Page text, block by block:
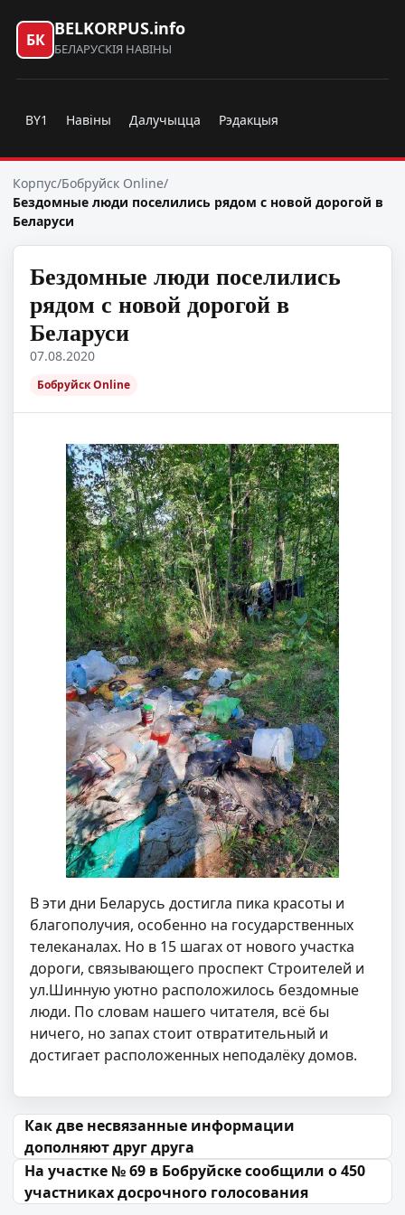
БК
BELKORPUS.info
БЕЛАРУСКІЯ НАВІНЫ
BY1 Навіны Далучыцца Рэдакцыя
Корпус/Бобруйск Online/
Бездомные люди поселились рядом с новой дорогой в
Беларуси
Бездомные люди поселились
рядом с новой дорогой в
Беларуси
07.08.2020
Бобруйск Online
В эти дни Беларусь достигла пика красоты и
благополучия, особенно на государственных
телеканалах. Но в 15 шагах от нового участка
дороги, связывающего проспект Строителей и
ул.Шинную уютно расположилось бездомные
люди. По словам нашего читателя, всё бы
ничего, но запах стоит отвратительный и
достигает расположенных неподалёку домов.
Навігацыя па запісах
Как две несвязанные информации
дополняют друг друга
На участке № 69 в Бобруйске сообщили о 450
участниках досрочного голосования